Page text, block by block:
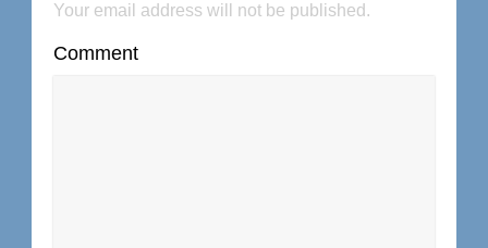
Your email address will not be published.
Comment